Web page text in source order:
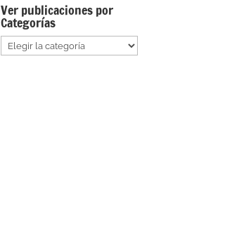
Ver publicaciones por
Categorías
Ver
publicaciones